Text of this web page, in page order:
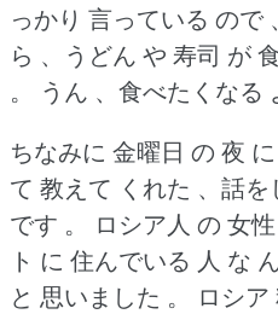
っかり 言っている ので
ら 、うどん や 寿司 が
。
うん 、食べたくなる
ちなみに 金曜日 の 夜
て 教えて くれた 、話
です 。
ロシア人 の 女
ト に 住んでいる 人 な
と 思いました 。
ロシ